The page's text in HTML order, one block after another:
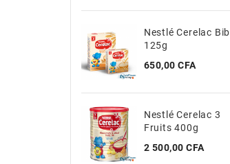
Nestlé Cerelac Bib
125g
Prix
650,00 CFA
Nestlé Cerelac 3
Fruits 400g
Prix
2 500,00 CFA